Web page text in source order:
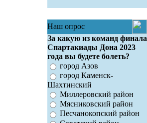
Наш опрос
За какую из команд финала
Спартакиады Дона 2023
года вы будете болеть?
город Азов
город Каменск-
Шахтинский
Миллеровский район
Мясниковский район
Песчанокопский район